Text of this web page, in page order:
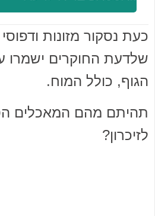
כעת נסקור מזונות
שלדעת החוקרים ישמרו
הגוף, כולל המוח.
תהיתם מהם המאכלים
לזיכרון?